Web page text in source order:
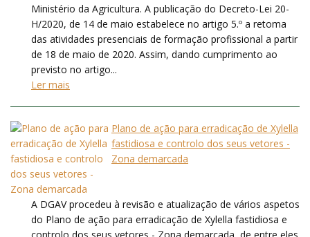
Ministério da Agricultura. A publicação do Decreto-Lei 20-
H/2020, de 14 de maio estabelece no artigo 5.º a retoma
das atividades presenciais de formação profissional a partir
de 18 de maio de 2020. Assim, dando cumprimento ao
previsto no artigo...
Ler mais
Plano de ação para erradicação de Xylella
fastidiosa e controlo dos seus vetores -
Zona demarcada
A DGAV procedeu à revisão e atualização de vários aspetos
do Plano de ação para erradicação de Xylella fastidiosa e